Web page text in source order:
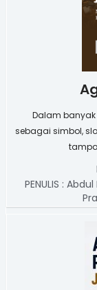
Dalam
sebagai simbol,
PENULIS : Abdul